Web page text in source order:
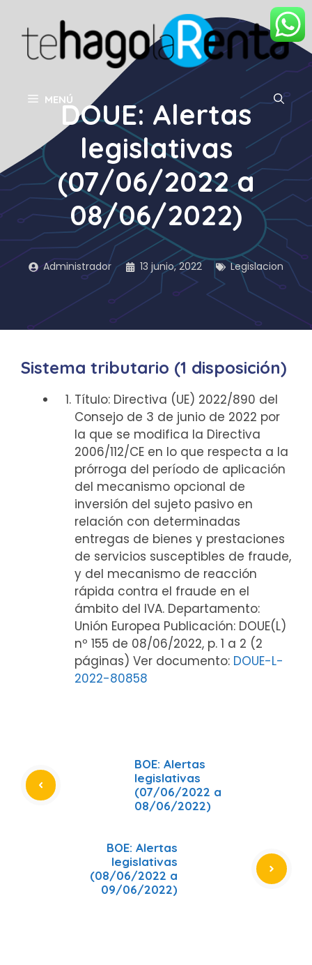
contenido
MENÚDOUE: Alertas
legislativas
(07/06/2022 a
08/06/2022)
Administrador 13 junio, 2022 Legislacion
Sistema tributario (1 disposición)
Título: Directiva (UE) 2022/890 del
Consejo de 3 de junio de 2022 por
la que se modifica la Directiva
2006/112/CE en lo que respecta a la
prórroga del período de aplicación
del mecanismo opcional de
inversión del sujeto pasivo en
relación con determinadas
entregas de bienes y prestaciones
de servicios susceptibles de fraude,
y del mecanismo de reacción
rápida contra el fraude en el
ámbito del IVA. Departamento:
Unión Europea Publicación: DOUE(L)
nº 155 de 08/06/2022, p. 1 a 2 (2
páginas) Ver documento: DOUE-L-
2022-80858
BOE: Alertas
legislativas
(07/06/2022 a
08/06/2022)
BOE: Alertas
legislativas
(08/06/2022 a
09/06/2022)